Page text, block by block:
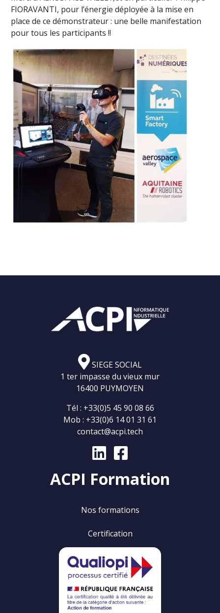
FIORAVANTI, pour l’énergie déployée à la mise en
place de ce démonstrateur : une belle manifestation
pour tous les participants !!
SIEGE SOCIAL
1 ter impasse du vieux mur
16400 PUYMOYEN
Tél : +33(0)5 45 90 08 66
Mob : +33(0)6 14 01 31 61
contact@acpi.tech
ACPI Formation
Nos formations
Certification